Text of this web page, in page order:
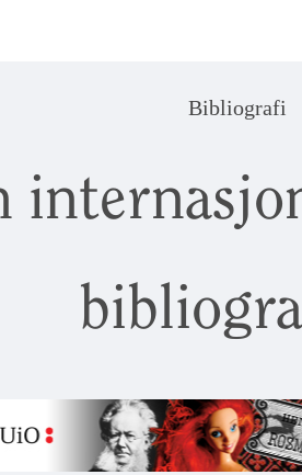
Bibliografi